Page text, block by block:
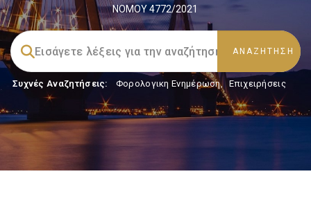
ΝΟΜΟΥ 4772/2021
Συχνές Αναζητήσεις: Φορολογικη Ενημέρωση, Επιχειρήσεις